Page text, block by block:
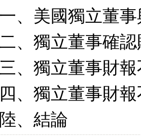
一、美國獨立董
、獨立董事確
三、獨立董事財
四、獨立董事財
陸、結論